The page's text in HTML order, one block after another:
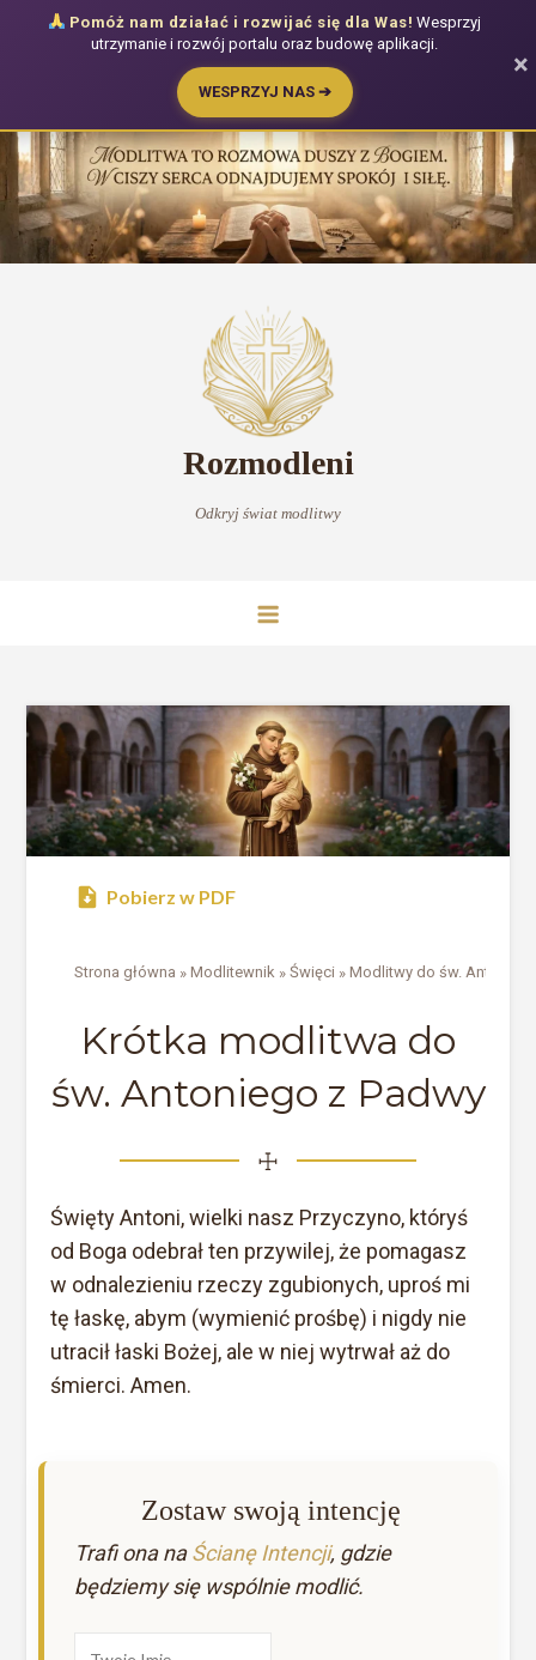
do
treści
Rozmodleni
Odkryj świat modlitwy
Pobierz w PDF
Strona główna »Modlitewnik »Święci »Modlitwy do św.
Krótka modlitwa do
św. Antoniego z Padwy
☩
Święty Antoni, wielki nasz Przyczyno, któryś
od Boga odebrał ten przywilej, że pomagasz
w odnalezieniu rzeczy zgubionych, uproś mi
tę łaskę, abym (wymienić prośbę) i nigdy nie
utracił łaski Bożej, ale w niej wytrwał aż do
śmierci. Amen.
Zostaw swoją intencję
Trafi ona naŚcianę Intencji, gdzie
będziemy się wspólnie modlić.
Pomóż nam działać i rozwijać się dla Was! Wesprzyj
utrzymanie i rozwój portalu oraz budowę aplikacji.
WESPRZYJ NAS ➔
×